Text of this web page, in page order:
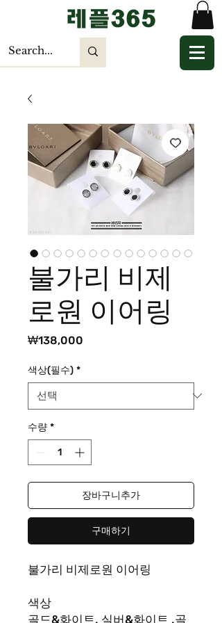
​레플365
불가리 비제
로원 이어링
₩138,000
색상(필수) *
수량 *
장바구니추가
구매하기
불가리 비제로원 이어링
색상
골드&화이트 . 실버&화이트 .골